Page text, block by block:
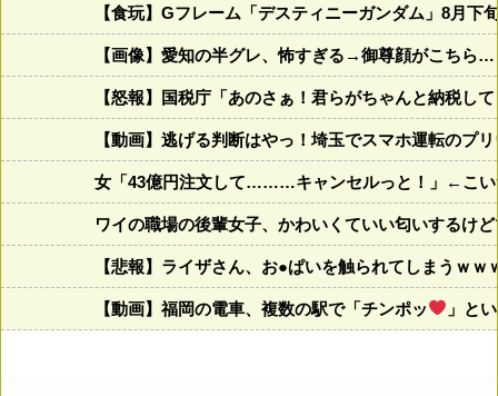
【食玩】Gフレーム「デスティニーガンダム」8月下
【画像】愛知の半グレ、怖すぎる→御尊顔がこちら…
【怒報】国税庁「あのさぁ！君らがちゃんと納税
【動画】逃げる判断はやっ！埼玉でスマホ運転のプ
女「43億円注文して………キャンセルっと！」←こい
ワイの職場の後輩女子、かわいくていい匂いするけ
【悲報】ライザさん、お●ぱいを触られてしまうｗｗ
【動画】福岡の電車、複数の駅で「チンポッ 」と